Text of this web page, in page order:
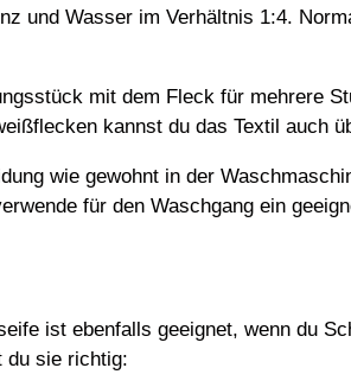
und Wasser im Verhältnis 1:4.
mit dem Fleck für mehrere
kannst du das Textil auch
wie gewohnt in der
für den Waschgang ein
ist ebenfalls geeignet, wenn du
du sie richtig: